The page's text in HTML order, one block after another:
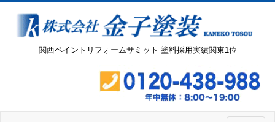
関西ペイントリフォームサミット 塗料採用実績関東1位